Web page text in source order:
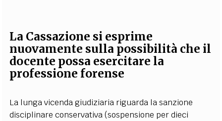
La Cassazione si esprime
nuovamente sulla possibilità che il
docente possa esercitare la
professione forense
La lunga vicenda giudiziaria riguarda la sanzione
disciplinare conservativa (sospensione per dieci